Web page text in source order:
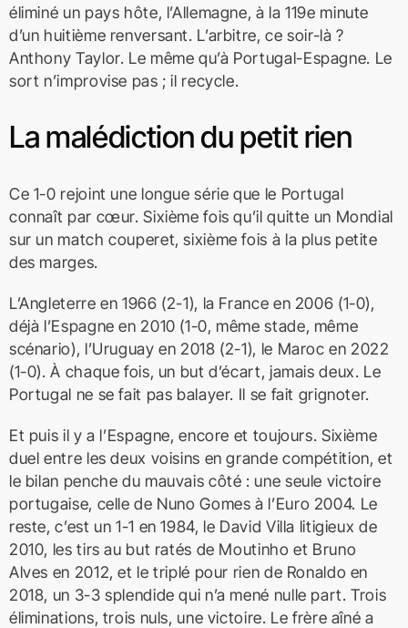
éliminé un pays hôte, l’Allemagne, à la 119e minute
d’un huitième renversant. L’arbitre, ce soir-là ?
Anthony Taylor. Le même qu’à Portugal-Espagne. Le
sort n’improvise pas ; il recycle.
La malédiction du petit rien
Ce 1-0 rejoint une longue série que le Portugal
connaît par cœur. Sixième fois qu’il quitte un Mondial
sur un match couperet, sixième fois à la plus petite
des marges.
L’Angleterre en 1966 (2-1), la France en 2006 (1-0),
déjà l’Espagne en 2010 (1-0, même stade, même
scénario), l’Uruguay en 2018 (2-1), le Maroc en 2022
(1-0). À chaque fois, un but d’écart, jamais deux. Le
Portugal ne se fait pas balayer. Il se fait grignoter.
Et puis il y a l’Espagne, encore et toujours. Sixième
duel entre les deux voisins en grande compétition, et
le bilan penche du mauvais côté : une seule victoire
portugaise, celle de Nuno Gomes à l’Euro 2004. Le
reste, c’est un 1-1 en 1984, le David Villa litigieux de
2010, les tirs au but ratés de Moutinho et Bruno
Alves en 2012, et le triplé pour rien de Ronaldo en
2018, un 3-3 splendide qui n’a mené nulle part. Trois
éliminations, trois nuls, une victoire. Le frère aîné a